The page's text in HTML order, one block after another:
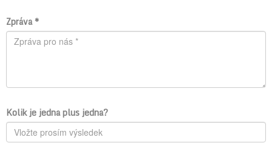
Zpráva *
Kolik je jedna plus jedna?